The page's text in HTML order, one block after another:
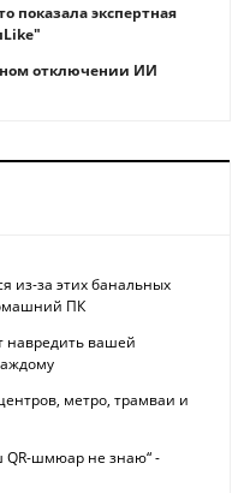
показала экспертная
отключении ИИ
из-за этих банальных
ПК
навредить вашей
метро, трамваи и
QR-шмюар не знаю“ -